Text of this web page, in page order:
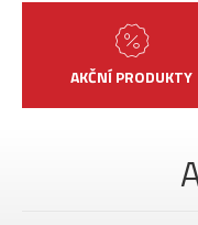
AKČNÍ PRODUKTY